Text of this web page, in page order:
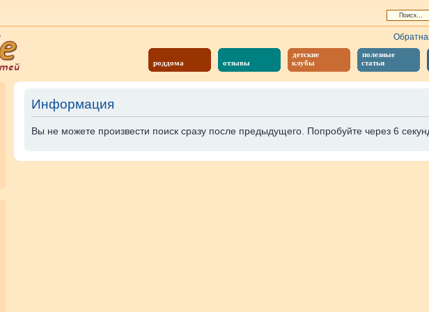
роддома отзывы
детские
клубы
полезные
статьи
Информация
Вы не можете произвести поиск сразу после предыдущего. Попробуйте через 6